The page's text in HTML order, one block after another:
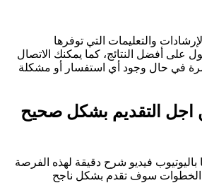
والتعليمات التي توفرها
على أفضل النتائج، كما يمكنك الاتصال
في حال وجود أي استفسار أو مشكلة
التقديم بشكل صحيح
فيديو شرح دقيقة لهذه الفرصة
الخطوات سوف تقدم بشكل ناجح